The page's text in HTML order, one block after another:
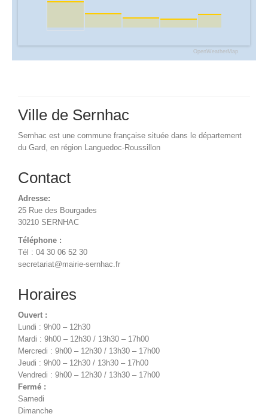
OpenWeatherMap
Ville de Sernhac
Sernhac est une commune française située dans le département
du Gard, en région Languedoc-Roussillon
Contact
Adresse:
25 Rue des Bourgades
30210 SERNHAC
Téléphone :
Tél : 04 30 06 52 30
secretariat@mairie-sernhac.fr
Horaires
Ouvert :
Lundi : 9h00 – 12h30
Mardi : 9h00 – 12h30 / 13h30 – 17h00
Mercredi : 9h00 – 12h30 / 13h30 – 17h00
Jeudi : 9h00 – 12h30 / 13h30 – 17h00
Vendredi : 9h00 – 12h30 / 13h30 – 17h00
Fermé :
Samedi
Dimanche